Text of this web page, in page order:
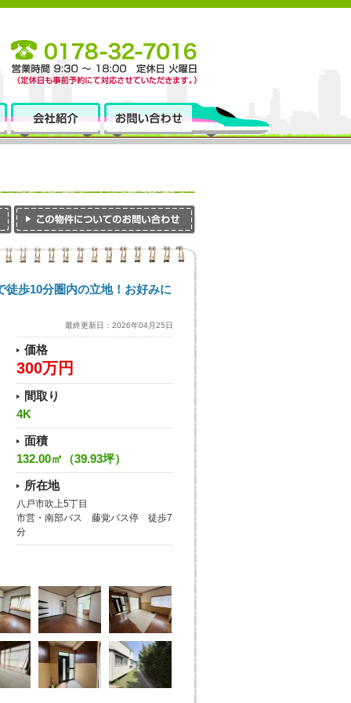
歩10分圏内の立地！お好みに
最終更新日：2026年04月25日
価格
300万円
間取り
4K
面積
132.00㎡（39.93坪）
所在地
八戸市吹上5丁目
市営・南部バス 藤覚バス停 徒歩7
分